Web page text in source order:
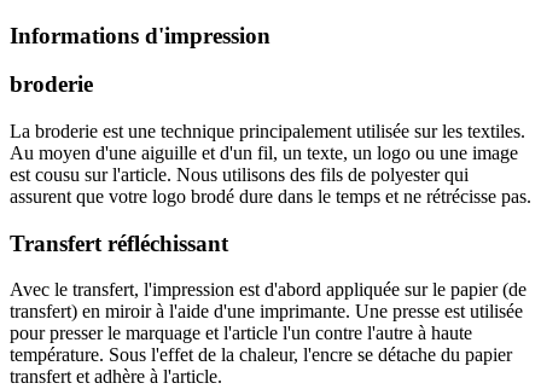
Informations d'impression
broderie
La broderie est une technique principalement utilisée sur les textiles.
Au moyen d'une aiguille et d'un fil, un texte, un logo ou une image
est cousu sur l'article. Nous utilisons des fils de polyester qui
assurent que votre logo brodé dure dans le temps et ne rétrécisse pas.
Transfert réfléchissant
Avec le transfert, l'impression est d'abord appliquée sur le papier (de
transfert) en miroir à l'aide d'une imprimante. Une presse est utilisée
pour presser le marquage et l'article l'un contre l'autre à haute
température. Sous l'effet de la chaleur, l'encre se détache du papier
transfert et adhère à l'article.